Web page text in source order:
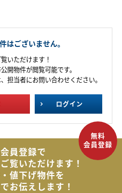
はございません。
いただけます！
開物件が閲覧可能です。
担当者にお問い合わせください。
ログイン
員登録で
ご覧いただけます！
値下げ物件を
お伝えします！